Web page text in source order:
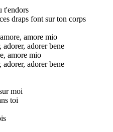
t'endors
draps font sur ton corps
amore mio
adorer, adorer bene
amore mio
adorer, adorer bene
moi
toi